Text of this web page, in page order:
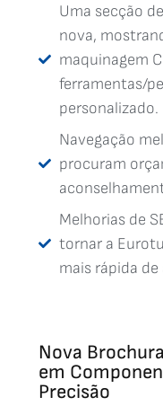
Uma secção
nova,
maquinagem
ferramentas/
personalizado.
Navegação
procuram
Melhorias de
tornar a
mais rápida
Nova
em
Precisão